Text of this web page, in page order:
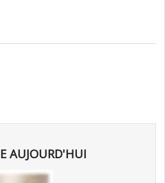
AUJOURD'HUI